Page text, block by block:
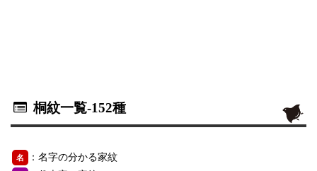
桐紋一覧-152種
名 ：名字の分かる家紋